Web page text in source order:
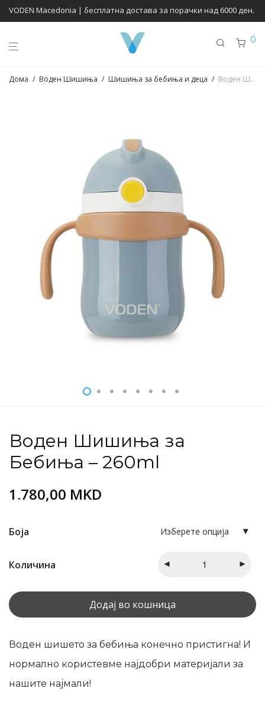
VODEN Macedonia | бесплатна достава за порачки над 6000 ден.
0
Дома / Воден Шишиња / Шишиња за бебиња и деца / Воден Шишиња за Бебиња – 260ml
Воден Шишиња за
Бебиња – 260ml
1.780,00 MKD
Боја Изберете опција
Количина
Додај во кошница
Воден шишето за бебиња конечно пристигна! И
нормално користевме најдобри материјали за
нашите најмали!